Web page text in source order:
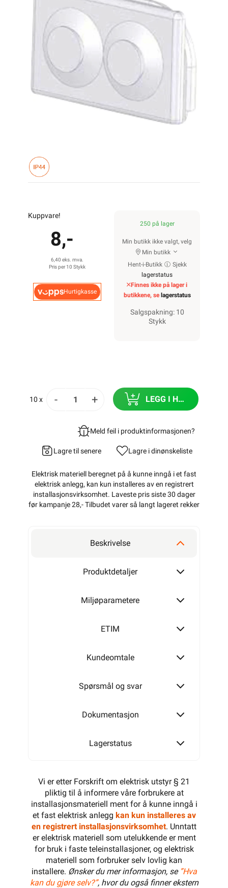
Kuppvare!
8,-
6,40 eks. mva.
Pris per 10 Stykk
Hurtigkasse
250 på lager
Min butikk ikke valgt, velg
Min butikk
Hent-i-Butikk
Sjekk
lagerstatus
Finnes ikke på lager i
butikkene, se lagerstatus
Salgspakning: 10
Stykk
10 x - + LEGG I HANDLEKURV
Meld feil i produktinformasjonen?
Lagre til senere Lagre i dinønskeliste
Elektrisk materiell beregnet på å kunne inngå i et fast
elektrisk anlegg, kan kun installeres av en registrert
installasjonsvirksomhet. Laveste pris siste 30 dager
før kampanje 28,- Tilbudet varer så langt lageret rekker
Beskrivelse
Produktdetaljer
Miljøparametere
ETIM
Kundeomtale
Spørsmål og svar
Dokumentasjon
Lagerstatus
Vi er etter Forskrift om elektrisk utstyr § 21
pliktig til å informere våre forbrukere at
installasjonsmateriell ment for å kunne inngå i
et fast elektrisk anlegg kan kun installeres av
en registrert installasjonsvirksomhet. Unntatt
er elektrisk materiell som utelukkende er ment
for bruk i faste teleinstallasjoner, og elektrisk
materiell som forbruker selv lovlig kan
installere. Ønsker du mer informasjon, se ”Hva
kan du gjøre selv?”, hvor du også finner ekstern